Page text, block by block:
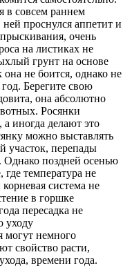
в совсем раннем
ней проснулся аппетит и
очень
на листиках не
грунт на основе
она не боится, однако не
Берегите свою
она абсолютно
Росянки
иногда делают это
можно выставлять
участок, перепады
Однако поздней осенью
температура не
система не
в горшке
пересадка не
уходу
немного
свойство расти,
времени года.